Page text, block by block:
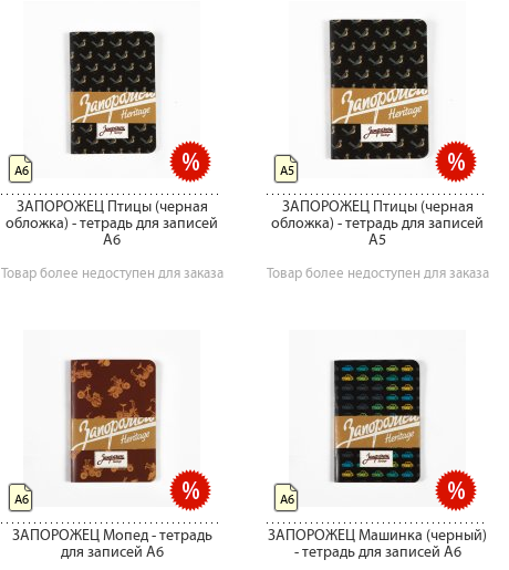
ЗАПОРОЖЕЦ Птицы (черная
обложка) - тетрадь для записей
А6
Товар более недоступен для заказа
А6
ЗАПОРОЖЕЦ Птицы (черная
обложка) - тетрадь для записей
А5
Товар более недоступен для заказа
А5
ЗАПОРОЖЕЦ Мопед - тетрадь
для записей А6
А6
ЗАПОРОЖЕЦ Машинка (черный)
- тетрадь для записей А6
А6